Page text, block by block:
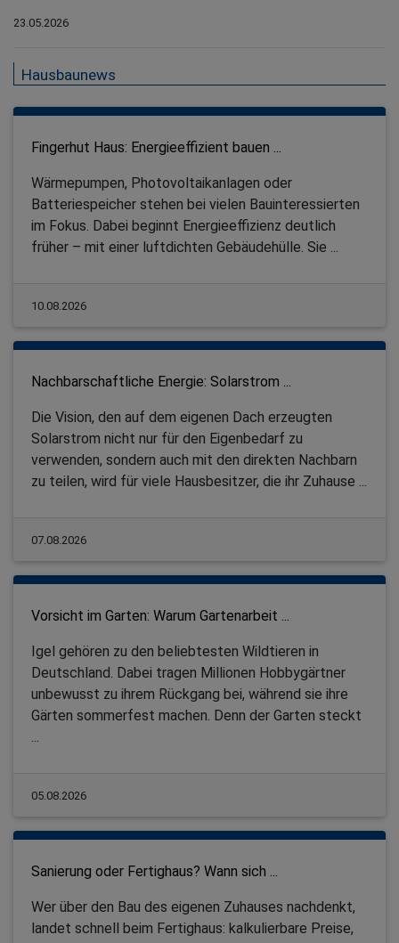
23.05.2026
Hausbaunews
Fingerhut Haus: Energieeffizient bauen ...
Wärmepumpen, Photovoltaikanlagen oder
Batteriespeicher stehen bei vielen Bauinteressierten
im Fokus. Dabei beginnt Energieeffizienz deutlich
früher – mit einer luftdichten Gebäudehülle. Sie ...
10.08.2026
Nachbarschaftliche Energie: Solarstrom ...
Die Vision, den auf dem eigenen Dach erzeugten
Solarstrom nicht nur für den Eigenbedarf zu
verwenden, sondern auch mit den direkten Nachbarn
zu teilen, wird für viele Hausbesitzer, die ihr Zuhause ...
07.08.2026
Vorsicht im Garten: Warum Gartenarbeit ...
Igel gehören zu den beliebtesten Wildtieren in
Deutschland. Dabei tragen Millionen Hobbygärtner
unbewusst zu ihrem Rückgang bei, während sie ihre
Gärten sommerfest machen. Denn der Garten steckt
...
05.08.2026
Sanierung oder Fertighaus? Wann sich ...
Wer über den Bau des eigenen Zuhauses nachdenkt,
landet schnell beim Fertighaus: kalkulierbare Preise,